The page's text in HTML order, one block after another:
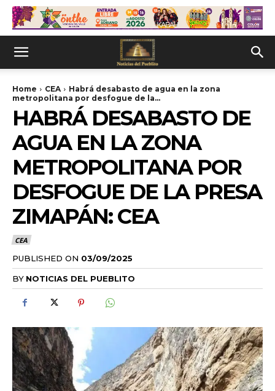
Home CEA
Habrá desabasto de agua en la zona
metropolitana por desfogue de la...
HABRÁ DESABASTO DE
AGUA EN LA ZONA
METROPOLITANA POR
DESFOGUE DE LA PRESA
ZIMAPÁN: CEA
CEA
PUBLISHED ON 03/09/2025
BY NOTICIAS DEL PUEBLITO